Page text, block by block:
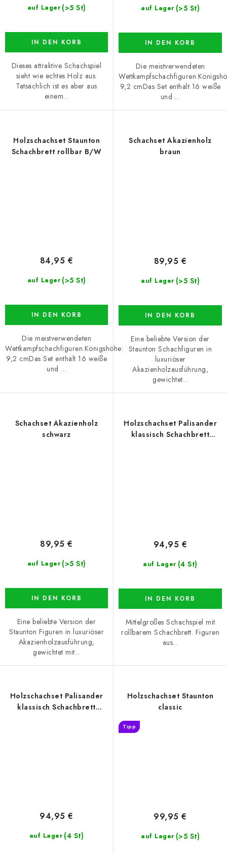
auf Lager (>5 St)
IN DEN KORB
Dieses attraktive Schachspiel
sieht wie echtes Holz aus.
Tatsächlich ist es aber aus
einem...
auf Lager (>5 St)
IN DEN KORB
Die meistverwendeten
9,2 cmDas Set enthält 16 weiße
und ...
Holzschachset Staunton
Schachbrett rollbar B/W
auf Lager (>5 St)
84,95 €
IN DEN KORB
Die meistverwendeten
Wettkampfschachfiguren.Königshöhe:
9,2 cmDas Set enthält 16 weiße
und ...
Schachset Akazienholz
braun
auf Lager (>5 St)
89,95 €
IN DEN KORB
Eine beliebte Version der
Staunton Schachfiguren in
luxuriöser
Akazienholzausführung,
gewichtet...
Schachset Akazienholz
schwarz
auf Lager (>5 St)
89,95 €
IN DEN KORB
Eine beliebte Version der
Staunton Figuren in luxuriöser
Akazienholzausführung,
gewichtet mit...
Holzschachset Palisander
klassisch Schachbrett
auf Lager (4 St)
94,95 €
IN DEN KORB
Mittelgroßes Schachspiel mit
rollbarem Schachbrett. Figuren
aus...
Holzschachset Palisander
klassisch Schachbrett
auf Lager (4 St)
94,95 €
Holzschachset Staunton
classic
Tipp
auf Lager (>5 St)
99,95 €